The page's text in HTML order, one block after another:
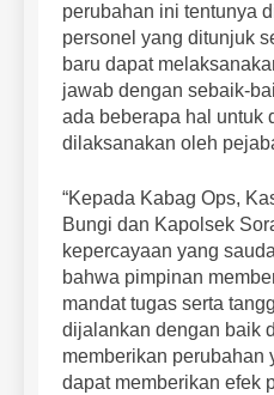
perubahan ini tentunya
personel yang ditunjuk
baru dapat
jawab dengan sebaik-
ada beberapa hal untuk
dilaksanakan oleh
“Kepada Kabag Ops,
Bungi dan Kapolsek
kepercayaan yang
bahwa pimpinan
mandat tugas serta
dijalankan dengan baik
memberikan perubahan
dapat memberikan efek